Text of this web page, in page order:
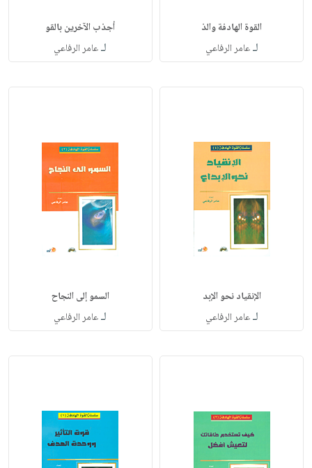
القوة الهادفة والذ
لـعامر الرفاعي
أجذب الآخرين بالقو
لـعامر الرفاعي
الإنقياد نحو الإبد
لـعامر الرفاعي
السمو إلى النجاح
لـعامر الرفاعي